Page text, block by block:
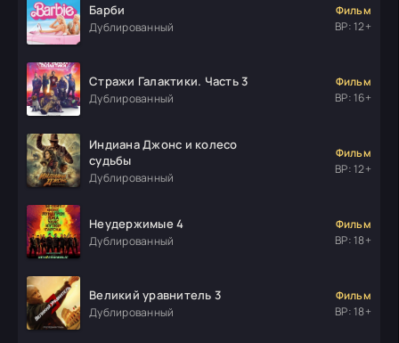
Барби
Дублированный
Фильм
ВР: 12+
Стражи Галактики. Часть 3
Дублированный
Фильм
ВР: 16+
Индиана Джонс и колесо
судьбы
Дублированный
Фильм
ВР: 12+
Неудержимые 4
Дублированный
Фильм
ВР: 18+
Великий уравнитель 3
Дублированный
Фильм
ВР: 18+